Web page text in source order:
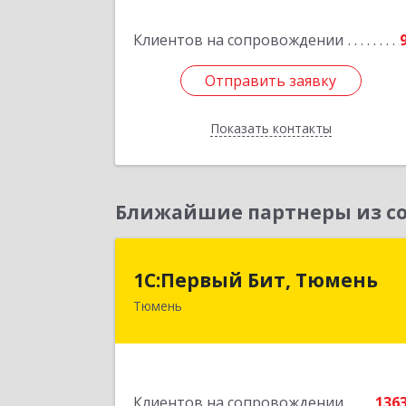
Клиентов на сопровождении
Отправить заявку
Показать контакты
Подробнее
Ближайшие партнеры из
1С:Первый Бит, Тюмень
Тюмень
1С:Первый Бит, Тюмень
625000, Тюменская обл, Тюмень г,